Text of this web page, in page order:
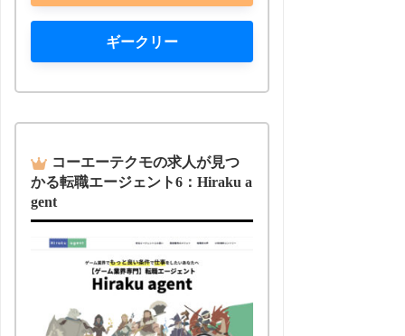
ギークリー
コーエーテクモの求人が見つ
かる転職エージェント6：Hiraku a
gent